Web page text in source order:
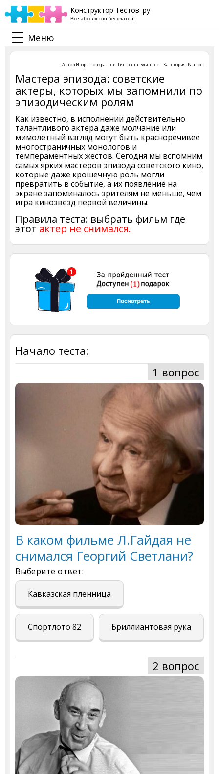
Конструктор Тестов. ру
Все абсолютно бесплатно!
Меню
Автор Игорь Понкратьев. Тип теста: Блиц Тест. Категория: Разное.
Мастера эпизода: советские
актеры, которых мы запомнили по
эпизодическим ролям
Как известно, в исполнении действительно
талантливого актера даже молчание или
мимолетный взгляд могут быть красноречивее
многостраничных монологов и
темпераментных жестов. Сегодня мы вспомним
самых ярких мастеров эпизода советского кино,
которые даже крошечную роль могли
превратить в событие, а их появление на
экране запоминалось зрителям не меньше, чем
игра кинозвезд первой величины.
Правила теста: выбрать фильм где
этот актер не снимался.
Начало теста:
1 вопрос
В каком фильме Л.Гайдая не
снимался Георгий Светлани?
Выберите ответ:
Кавказская пленница
Спортлото 82 Бриллиантовая рука
2 вопрос